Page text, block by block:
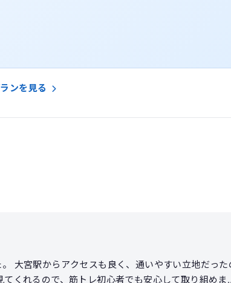
ンを見る
大宮駅からアクセスも良く、通いやすい立地だった
くれるので、筋トレ初心者でも安心して取り組めま